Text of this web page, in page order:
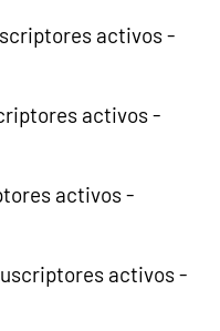
activos -
activos -
activos -
activos -